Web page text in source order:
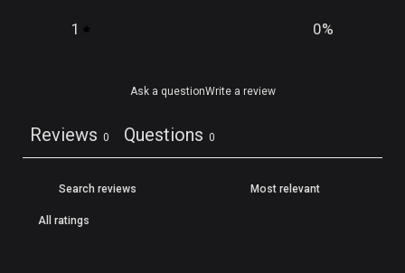
1
0%
Ask a questionWrite a review
Reviews 0 Questions 0